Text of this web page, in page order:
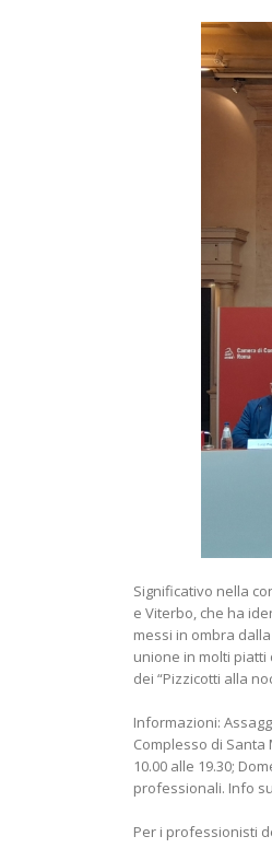
Significativo nella
e Viterbo, che ha
messi in ombra
unione in molti
dei “Pizzicotti alla
Informazioni:
Complesso di Santa
10.00 alle 19.30;
professionali. Info su
Per i professionisti